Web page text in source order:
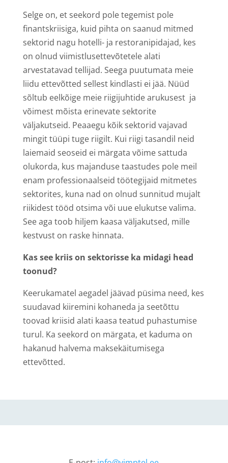
Selge on, et seekord pole tegemist pole
finantskriisiga, kuid pihta on saanud mitmed
sektorid nagu hotelli- ja restoranipidajad, kes
on olnud viimistlusettevõtetele alati
arvestatavad tellijad. Seega puutumata meie
liidu ettevõtted sellest kindlasti ei jää. Nüüd
sõltub eelkõige meie riigijuhtide arukusest ja
võimest mõista erinevate sektorite
väljakutseid. Peaaegu kõik sektorid vajavad
mingit tüüpi tuge riigilt. Kui riigi tasandil neid
laiemaid seoseid ei märgata võime sattuda
olukorda, kus majanduse taastudes pole meil
enam professionaalseid töötegijaid mitmetes
sektorites, kuna nad on olnud sunnitud mujalt
riikidest tööd otsima või uue elukutse valima.
See aga toob hiljem kaasa väljakutsed, mille
kestvust on raske hinnata.
Kas see kriis on sektorisse ka midagi head
toonud?
Keerukamatel aegadel jäävad püsima need, kes
suudavad kiiremini kohaneda ja seetõttu
toovad kriisid alati kaasa teatud puhastumise
turul. Ka seekord on märgata, et kaduma on
hakanud halvema maksekäitumisega
ettevõtted.